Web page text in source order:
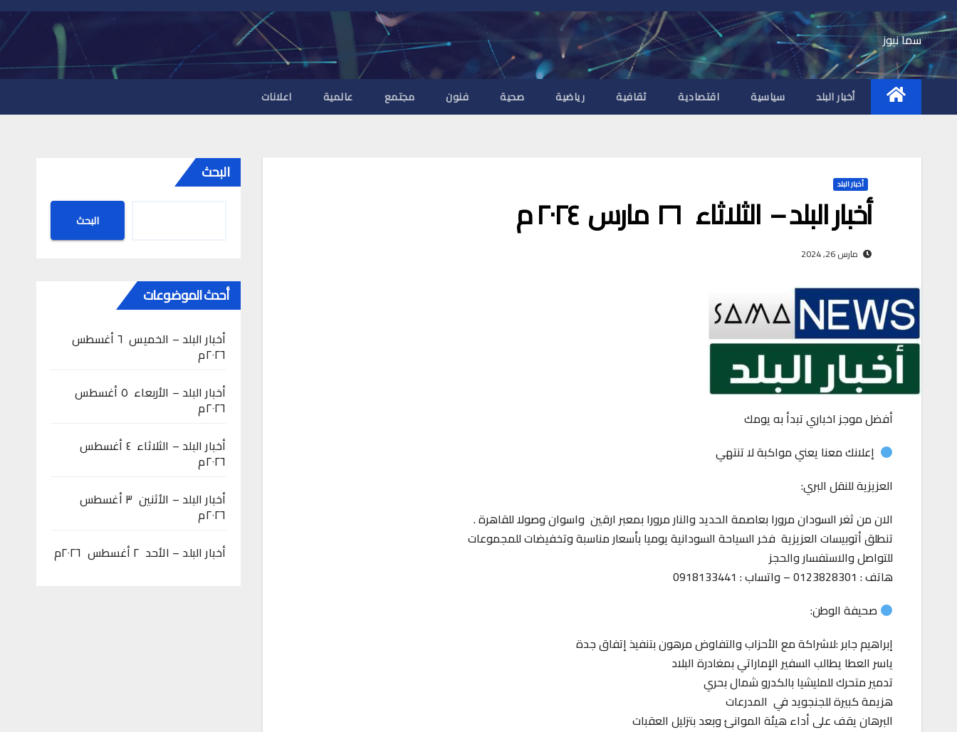
Skip
to
content
سما نيوز
أخبار البلد سياسية اقتصادية ثقافية رياضية صحية فنون مجتمع عالمية اعلانات
أخبار البلد
أخبار البلد – الثلاثاء ٢٦ مارس ٢٠٢٤ م
مارس 26, 2024
أفضل موجز اخباري تبدأ به يومك
إعلانك معنا يعني مواكبة لا تنتهي
العزيزية للنقل البري:
الان من ثغر السودان مرورا بعاصمة الحديد والنار مرورا بمعبر ارقين واسوان وصولا للقاهرة .
تنطلق أتوبيسات العزيزية فخر السياحة السودانية يوميا بأسعار مناسبة وتخفيضات للمجموعات
للتواصل والاستفسار والحجز
هاتف : 0123828301 – واتساب : 0918133441
صحيفة الوطن:
إبراهيم جابر :لاشراكة مع الأحزاب والتفاوض مرهون بتنفيذ إتفاق جدة
ياسر العطا يطالب السفير الإماراتي بمغادرة البلاد
تدمير متحرك للمليشيا بالكدرو شمال بحري
هزيمة كبيرة للجنجويد في المدرعات
البرهان يقف على أداء هيئة الموانئ وبعد بتزليل العقبات
البحث
البحث
أحدث الموضوعات
أخبار البلد – الخميس ٦ أغسطس
٢٠٢٦م
أخبار البلد – الأربعاء ٥ أغسطس
٢٠٢٦م
أخبار البلد – الثلاثاء ٤ أغسطس
٢٠٢٦م
أخبار البلد – الأثنين ٣ أغسطس
٢٠٢٦م
أخبار البلد – الأحد ٢ أغسطس ٢٠٢٦م